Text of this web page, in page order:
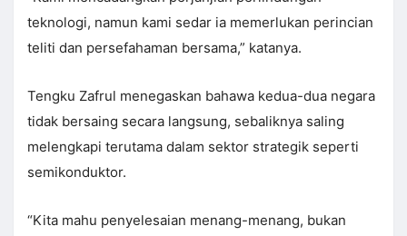
teknologi, namun kami sedar ia memerlukan perincian
teliti dan persefahaman bersama,” katanya.
Tengku Zafrul menegaskan bahawa kedua-dua negara
tidak bersaing secara langsung, sebaliknya saling
melengkapi terutama dalam sektor strategik seperti
semikonduktor.
“Kita mahu penyelesaian menang-menang, bukan